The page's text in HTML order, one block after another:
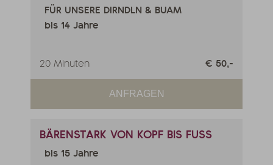
FÜR UNSERE DIRNDLN & BUAM
bis 14 Jahre
20 Minuten € 50,-
ANFRAGEN
BÄRENSTARK VON KOPF BIS FUSS
bis 15 Jahre